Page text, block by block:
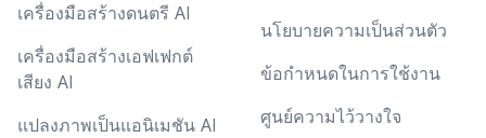
เครื่องมือสร้างดนตรี AI
เครื่องมือสร้างเอฟเฟกต์
เสียง AI
แปลงภาพเป็นแอนิเมชัน AI
นโยบายความเป็นส่วนตัว
ข้อกำหนดในการใช้งาน
ศูนย์ความไว้วางใจ